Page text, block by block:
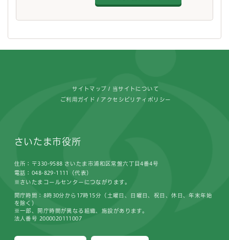
サイトマップ 当サイトについて
ご利用ガイド アクセシビリティポリシー
さいたま市役所
住所：〒330-9588 さいたま市浦和区常盤六丁目4番4号
電話：048-829-1111（代表）
※さいたまコールセンターにつながります。
開庁時間：8時30分から17時15分（土曜日、日曜日、祝日、休日、年末年始
を除く）
※一部、開庁時間が異なる組織、施設があります。
法人番号 2000020111007